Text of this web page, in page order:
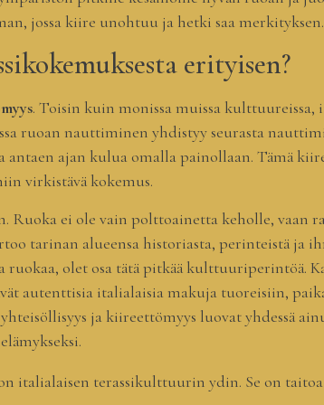
jossa kiire unohtuu ja hetki saa merkityksen.
erityisen?
. Toisin kuin monissa muissa
ruoan nauttiminen yhdistyy seurasta
ajan kulua omalla painollaan. Tämä
virkistävä kokemus.
ei ole vain polttoainetta keholle, vaan
tarinan alueensa historiasta, perinteistä ja
olet osa tätä pitkää kulttuuriperintöä.
autenttisia italialaisia makuja tuoreisiin,
ja kiireettömyys luovat yhdessä
italialaisen terassikulttuurin ydin. Se on